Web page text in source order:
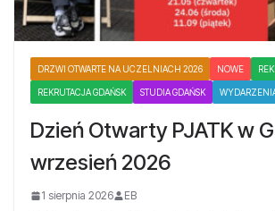
DRZWI OTWARTE NA UCZELNIACH 2026 NOWE
REKRUTACJA GDAŃSK STUDIA GDAŃSK
Dzień Otwarty PJATK w
wrzesień 2026
1 sierpnia 2026 EB